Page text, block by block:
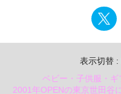
表示切替 :
ベビー・子供服・ギ
2001年OPENの東京世田谷